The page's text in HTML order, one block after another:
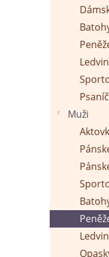
Muži